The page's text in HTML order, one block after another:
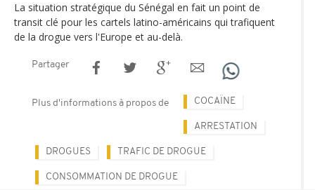
La situation stratégique du Sénégal en fait un point de
transit clé pour les cartels latino-américains qui trafiquent
de la drogue vers l'Europe et au-delà.
Partager
Plus d'informations à propos de COCAÏNE
ARRESTATION
DROGUES TRAFIC DE DROGUE
CONSOMMATION DE DROGUE